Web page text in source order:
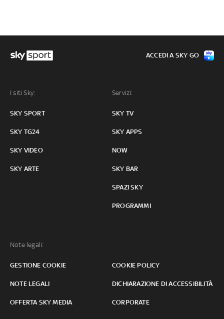
I siti Sky:
SKY SPORT
SKY TG24
SKY VIDEO
SKY ARTE
Servizi:
SKY TV
SKY APPS
NOW
SKY BAR
SPAZI SKY
PROGRAMMI
Note legali:
GESTIONE COOKIE COOKIE POLICY
NOTE LEGALI DICHIARAZIONE DI ACCESSIBILITÀ
OFFERTA SKY MEDIA CORPORATE
ACCEDI A SKY GO